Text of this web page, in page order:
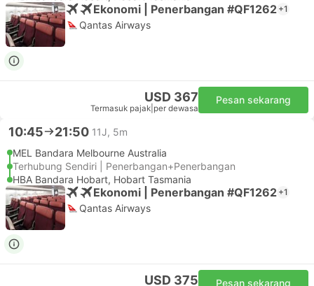
Ekonomi | Penerbangan #QF1262 +1
Qantas Airways
USD 367
Termasuk pajak per dewasa
Pesan sekarang
10:45 21:50 11J, 5m
MEL Bandara Melbourne Australia
Terhubung Sendiri | Penerbangan+Penerbangan
HBA Bandara Hobart, Hobart Tasmania
Ekonomi | Penerbangan #QF1262 +1
Qantas Airways
USD 375 Pesan sekarang